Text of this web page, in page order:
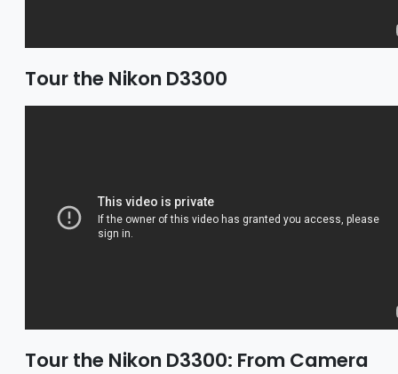
Tour the Nikon D3300
Tour the Nikon D3300: From Camera